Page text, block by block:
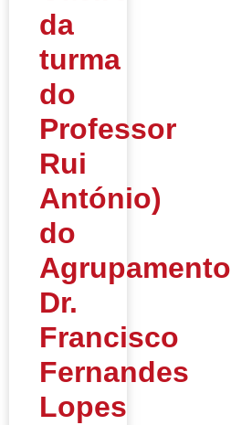
da
turma
do
Professor
Rui
António)
do
Agrupamento
Dr.
Francisco
Fernandes
Lopes